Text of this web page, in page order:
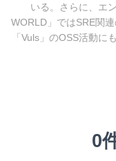
いる。さらに、エ
WORLD」ではSRE関
「Vuls」のOSS活動に
0